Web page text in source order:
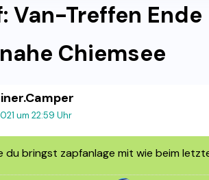
Van-Treffen Ende
Chiemsee
um 22:59 Uhr
du bringst zapfanlage mit wie beim